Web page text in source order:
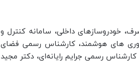
خودروسازهای داخلی، سامانه کنترل و
های هوشمند، کارشناس رسمی فضای
رسمی جرایم رایانه‌ای، دکتر مجید